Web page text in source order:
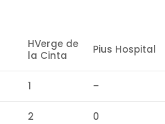
HVerge de
la Cinta
Pius Hospital
1 –
2 0